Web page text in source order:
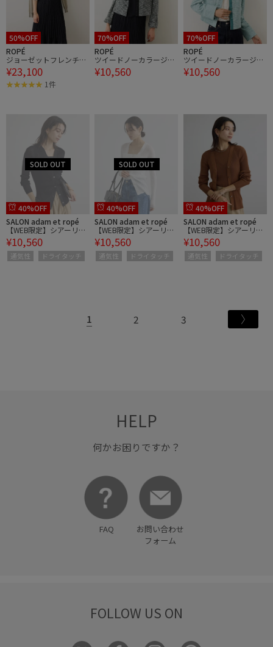
50%OFF
ROPÉ
ジョーゼットフレンチス
リーブプリーツワンピー
ス/26SS
¥23,100
1件
70%OFF
ROPÉ
ツイードノーカラージャ
ケット
¥10,560
70%OFF
ROPÉ
ツイードノーカラージャ
ケット
¥10,560
40%OFF
SALON adam et ropé
【WEB限定】シアーリブ
ニットVネックカーディ
ガン
¥10,560
通気性 ドライタッチ
40%OFF
SALON adam et ropé
【WEB限定】シアーリブ
ニットVネックカーディ
ガン
¥10,560
通気性 ドライタッチ
40%OFF
SALON adam et ropé
【WEB限定】シアーリブ
ニットVネックカーディ
ガン
¥10,560
通気性 ドライタッチ
1 2 3
HELP
何かお困りですか？
FAQ
お問い合わせ
フォーム
FOLLOW US ON